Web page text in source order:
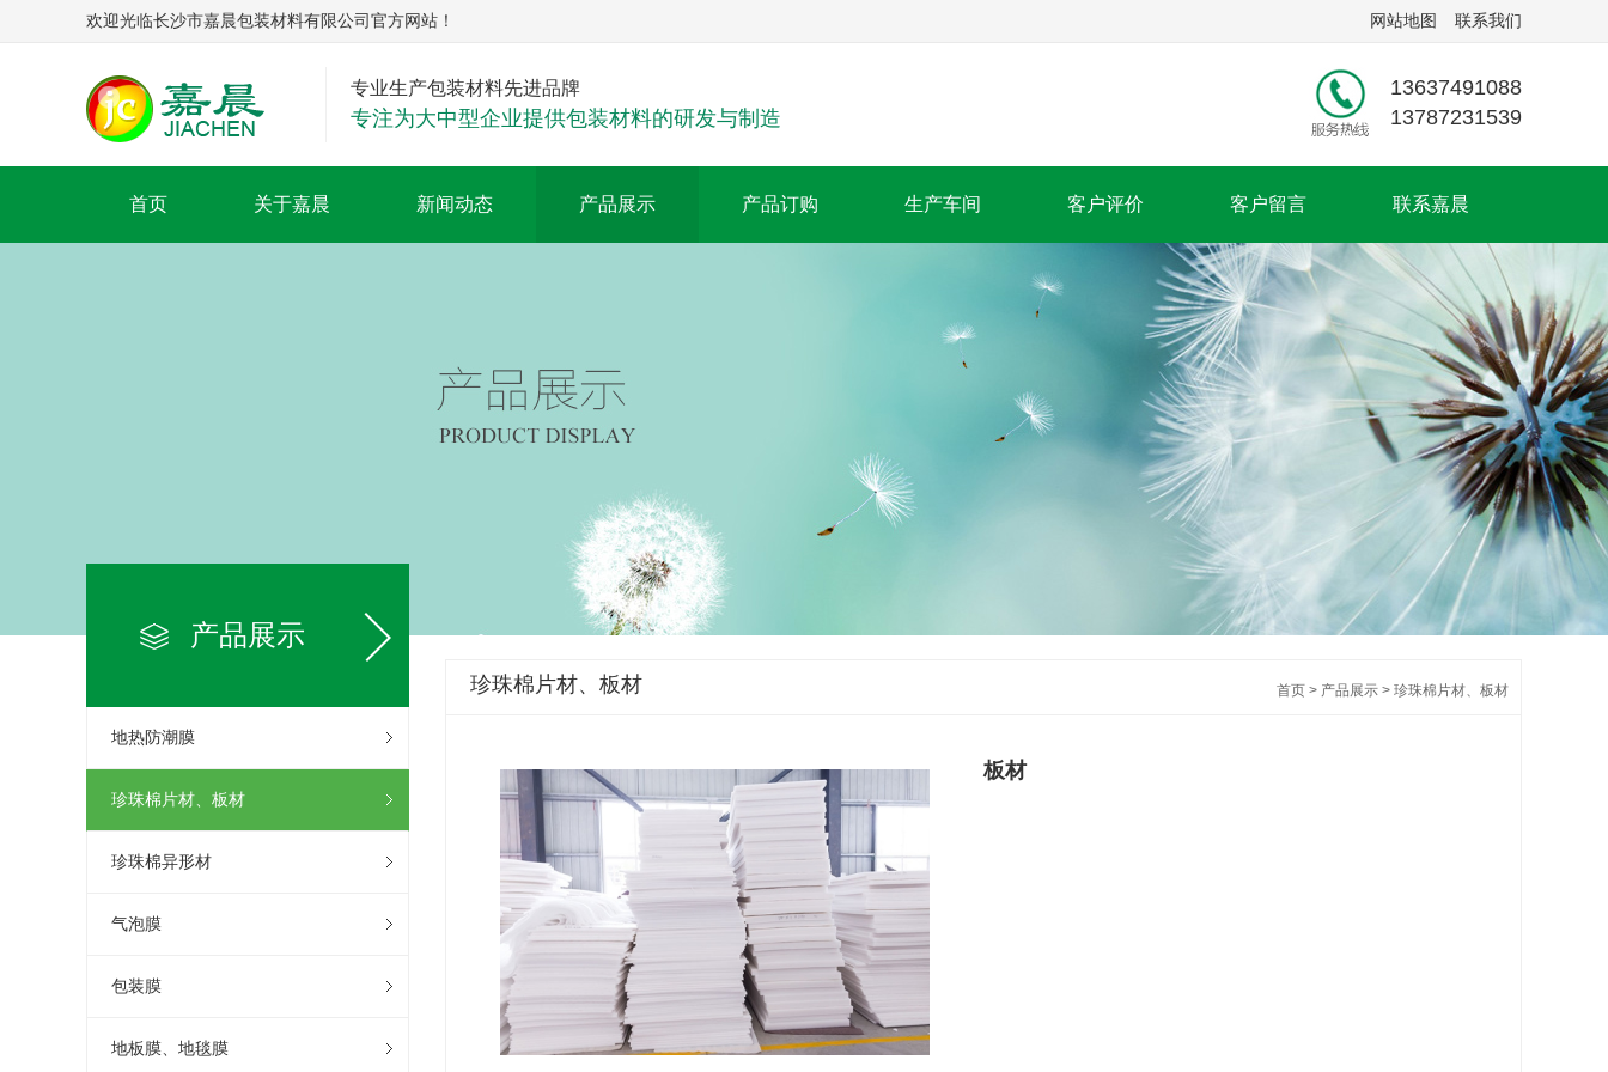
欢迎光临长沙市嘉晨包装材料有限公司官方网站！ 网站地图 联系我们
专业生产包装材料先进品牌
专注为大中型企业提供包装材料的研发与制造
13637491088
13787231539
首页 关于嘉晨 新闻动态 产品展示 产品订购 生产车间 客户评价 客户留言 联系嘉晨
产品展示
地热防潮膜
珍珠棉片材、板材
珍珠棉异形材
气泡膜
包装膜
地板膜、地毯膜
珍珠棉片材、板材 首页 > 产品展示 > 珍珠棉片材、板材
板材